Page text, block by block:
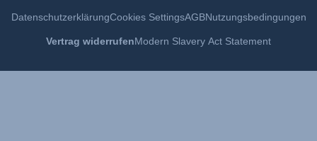
DatenschutzerklärungCookies SettingsAGBNutzungsbedingungen
Vertrag widerrufenModern Slavery Act Statement